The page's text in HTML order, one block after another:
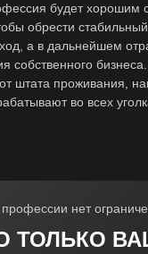
будет хорошим
обрести
а в дальнейшем
собственного
штата проживания,
во всех
ТОЛЬКО
нет